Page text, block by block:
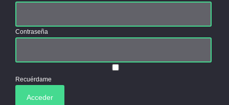
Contraseña
Recuérdame